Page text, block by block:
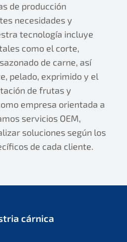
de producción
necesidades y
tecnología incluye
como el corte,
de carne, así
pelado, exprimido y el
de frutas y
empresa orientada a
servicios OEM,
soluciones según los
de cada cliente.
cárnica